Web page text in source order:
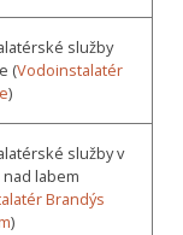
služby
(Vodoinstalatér
)
služby v
labem
Brandýs
)